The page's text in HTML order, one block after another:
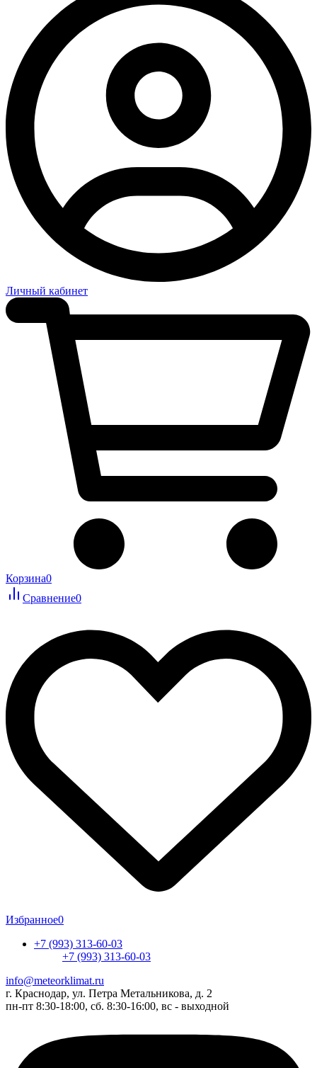
Личный кабинет
Корзина0
Сравнение0
Избранное0
+7 (993) 313-60-03
+7 (993) 313-60-03
info@meteorklimat.ru
г. Краснодар, ул. Петра Метальникова, д. 2
пн-пт 8:30-18:00, сб. 8:30-16:00, вс - выходной